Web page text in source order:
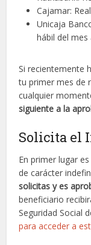
Cajamar:
Unicaja
hábil del
Si recientemente
tu primer mes de
cualquier
siguiente a la
Solicita el
En primer lugar
de carácter
solicitas y es
beneficiario
Seguridad Social
para acceder a